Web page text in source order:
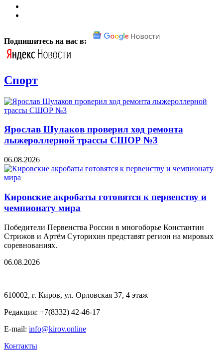
Подпишитесь на нас в:
Спорт
Ярослав Шулаков проверил ход ремонта
лыжероллерной трассы СШОР №3
06.08.2026
Кировские акробаты готовятся к первенству и
чемпионату мира
Победители Первенства России в многоборье Константин
Стрижов и Артём Суторихин представят регион на мировых
соревнованиях.
06.08.2026
610002, г. Киров, ул. Орловская 37, 4 этаж
Редакция: +7(8332) 42-46-17
E-mail: info@kirov.online
Контакты